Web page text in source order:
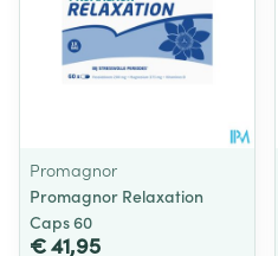
Promagnor
Promagnor Relaxation
Caps 60
€ 41,95